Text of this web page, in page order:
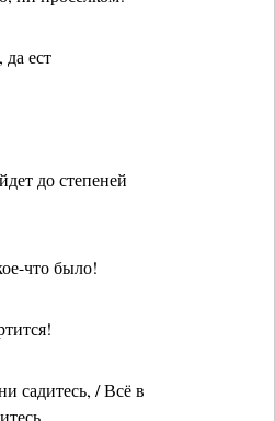
ест
до степеней
что было!
садитесь, / Всё в